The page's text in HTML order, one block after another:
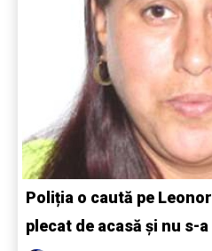
Poliția o caută pe
plecat de acasă și nu s-